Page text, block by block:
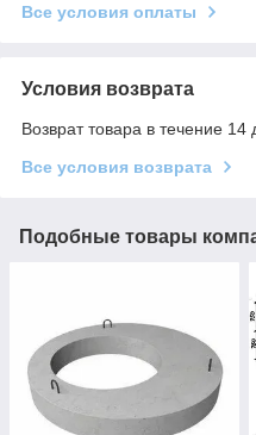
Все условия оплаты
Условия возврата
Возврат товара в течение 14
Все условия возврата
Подобные товары